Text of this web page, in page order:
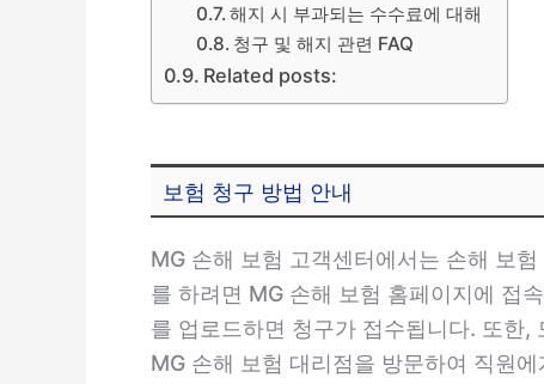
해지 시 부과되는 수수료에 대해
청구 및 해지 관련 FAQ
Related posts:
보험 청구 방법 안내
MG 손해 보험 고객센터에서는 손해 보
를 하려면 MG 손해 보험 홈페이지에 접
를 업로드하면 청구가 접수됩니다. 또한
MG 손해 보험 대리점을 방문하여 직원